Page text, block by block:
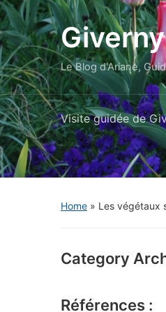
Le Blog d'Ariane,
Visite guidée de
Home » Les végétaux
Category
Références :